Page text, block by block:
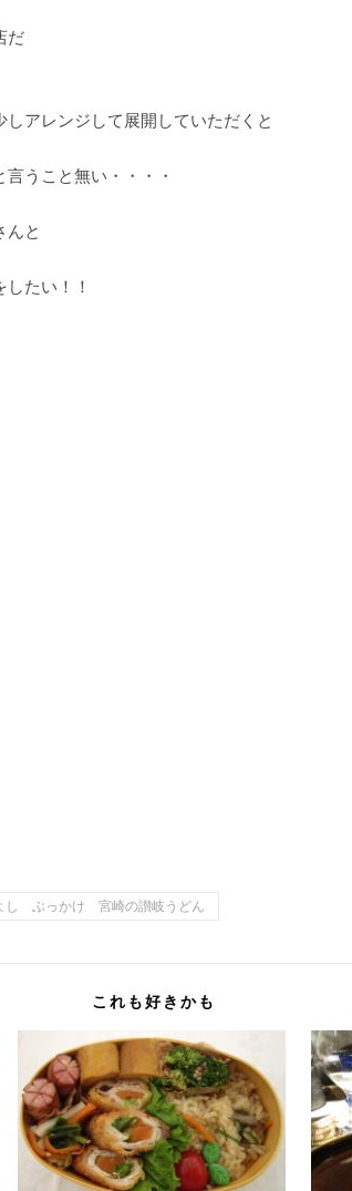
だ
アレンジして展開していただくと
うこと無い・・・・
んと
たい！！
ぶっかけ 宮崎の讃岐うどん
これも好きかも